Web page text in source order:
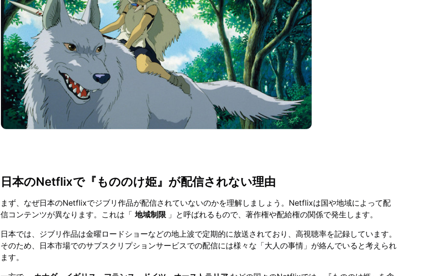
日本のNetflixで『もののけ姫』が配信されない理由
まず、なぜ日本のNetflixでジブリ作品が配信されていないのかを理解しましょう。Netflixは国や地域によって配
信コンテンツが異なります。これは「地域制限 」と呼ばれるもので、著作権や配給権の関係で発生します。
日本では、ジブリ作品は金曜ロードショーなどの地上波で定期的に放送されており、高視聴率を記録しています。
そのため、日本市場でのサブスクリプションサービスでの配信には様々な「大人の事情」が絡んでいると考えられ
ます。